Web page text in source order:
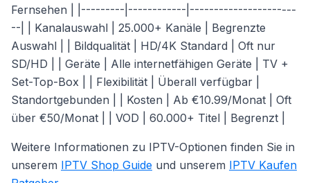
Fernsehen | |---------|------------|----------------------
--| | Kanalauswahl | 25.000+ Kanäle | Begrenzte
Auswahl | | Bildqualität | HD/4K Standard | Oft nur
SD/HD | | Geräte | Alle internetfähigen Geräte | TV +
Set-Top-Box | | Flexibilität | Überall verfügbar |
Standortgebunden | | Kosten | Ab €10.99/Monat | Oft
über €50/Monat | | VOD | 60.000+ Titel | Begrenzt |
Weitere Informationen zu IPTV-Optionen finden Sie in
unserem IPTV Shop Guide und unserem IPTV Kaufen